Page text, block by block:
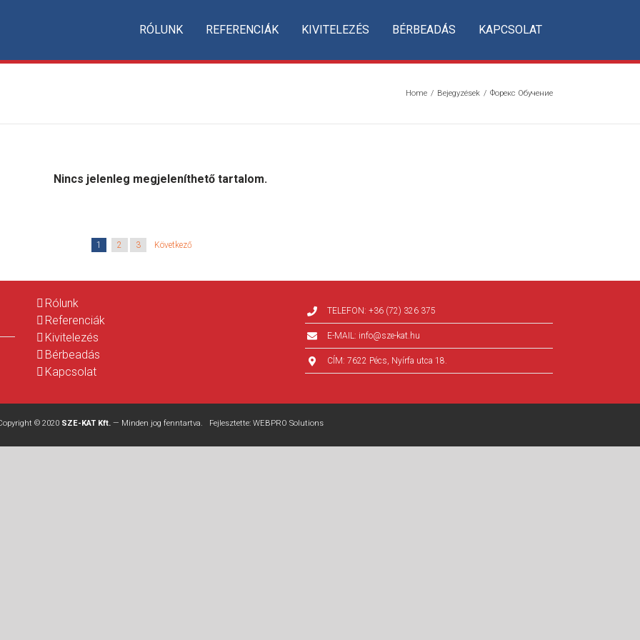
RÓLUNK REFERENCIÁK KIVITELEZÉS BÉRBEADÁS KAPCSOLAT
Home / Bejegyzések / Форекс Обучение
Nincs jelenleg megjeleníthető tartalom.
1 2 3 Következő
Rólunk
Referenciák
Kivitelezés
Bérbeadás
Kapcsolat
TELEFON:+36 (72) 326 375
E-MAIL: info@sze-kat.hu
CÍM:7622 Pécs, Nyírfa utca 18.
© 2020 SZE-KAT Kft.— Minden jog fenntartva. Fejlesztette: WEBPRO Solutions